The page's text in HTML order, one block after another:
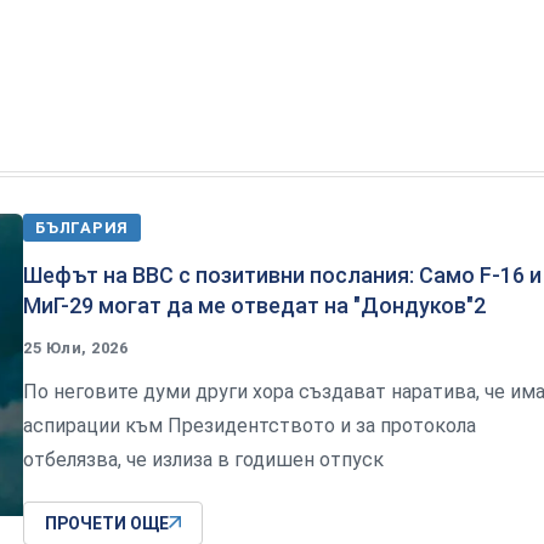
БЪЛГАРИЯ
Шефът на ВВС с позитивни послания: Само F-16 и
МиГ-29 могат да ме отведат на "Дондуков"2
25 Юли, 2026
По неговите думи други хора създават наратива, че има
аспирации към Президентството и за протокола
отбелязва, че излиза в годишен отпуск
ПРОЧЕТИ ОЩЕ